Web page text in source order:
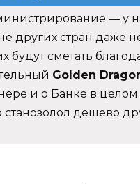
— у
других стран даже
будут сметать
Golden
и о Банке в
дешево